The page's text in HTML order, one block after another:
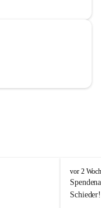
B
u
c
vor 2
Schieder!